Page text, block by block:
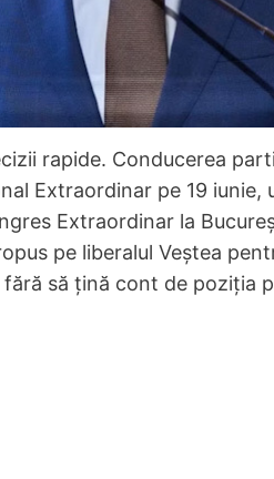
rapide. Conducerea
Extraordinar pe 19 iunie,
Extraordinar la
pe liberalul Veștea
să țină cont de poziția